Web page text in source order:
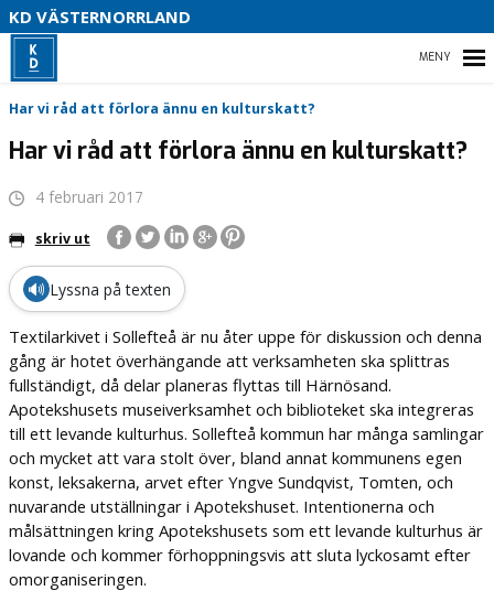
KD VÄSTERNORRLAND
HEM
VÅR POLITIK
ENGAGERA DIG
MEDIA
Har vi råd att förlora ännu en kulturskatt?
Har vi råd att förlora ännu en kulturskatt?
4 februari 2017
skriv ut
🔊 Lyssna på texten
Textilarkivet i Sollefteå är nu åter uppe för diskussion och denna
gång är hotet överhängande att verksamheten ska splittras
fullständigt, då delar planeras flyttas till Härnösand.
Apotekshusets museiverksamhet och biblioteket ska integreras
till ett levande kulturhus. Sollefteå kommun har många samlingar
och mycket att vara stolt över, bland annat kommunens egen
konst, leksakerna, arvet efter Yngve Sundqvist, Tomten, och
nuvarande utställningar i Apotekshuset. Intentionerna och
målsättningen kring Apotekshusets som ett levande kulturhus är
lovande och kommer förhoppningsvis att sluta lyckosamt efter
omorganiseringen.